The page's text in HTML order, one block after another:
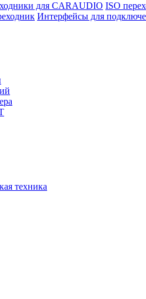
для CARAUDIO ISO
Интерфейсы для
техника